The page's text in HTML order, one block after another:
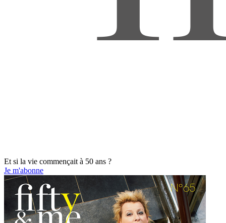
Et si la vie commençait à 50 ans ?
Je m'abonne